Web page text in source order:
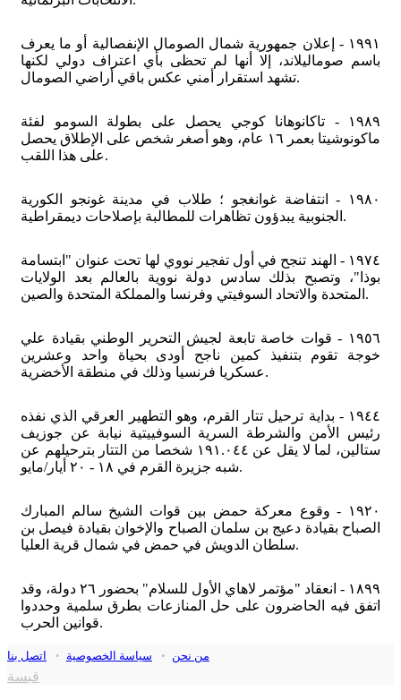
١٩٩١ - إعلان جمهورية شمال الصومال الإنفصالية أو ما يعرف
باسم صوماليلاند، إلا أنها لم تحظى بأي اعتراف دولي لكنها
تشهد استقرار أمني عكس باقي أراضي الصومال.
١٩٨٩ - تاكانوهانا كوجي يحصل على بطولة السومو لفئة
ماكونوشيتا بعمر ١٦ عام، وهو أصغر شخص على الإطلاق يحصل
على هذا اللقب.
١٩٨٠ - انتفاضة غوانغجو ؛ طلاب في مدينة غونجو الكورية
الجنوبية يبدؤون تظاهرات للمطالبة بإصلاحات ديمقراطية.
١٩٧٤ - الهند تنجح في أول تفجير نووي لها تحت عنوان "ابتسامة
بوذا"، وتصبح بذلك سادس دولة نووية بالعالم بعد الولايات
المتحدة والاتحاد السوفيتي وفرنسا والمملكة المتحدة والصين.
١٩٥٦ - قوات خاصة تابعة لجيش التحرير الوطني بقيادة علي
خوجة تقوم بتنفيذ كمين ناجح أودى بحياة واحد وعشرين
عسكريا فرنسيا وذلك في منطقة الأخضرية.
١٩٤٤ - بداية ترحيل تتار القرم، وهو التطهير العرقي الذي نفذه
رئيس الأمن والشرطة السرية السوفييتية نيابة عن جوزيف
ستالين، لما لا يقل عن ١٩١.٠٤٤ شخصا من التتار بترحيلهم عن
شبه جزيرة القرم في ١٨ - ٢٠ أيار/مايو.
١٩٢٠ - وقوع معركة حمض بين قوات الشيخ سالم المبارك
الصباح بقيادة دعيج بن سلمان الصباح والإخوان بقيادة فيصل بن
سلطان الدويش في حمض في شمال قرية العليا.
١٨٩٩ - انعقاد "مؤتمر لاهاي الأول للسلام" بحضور ٢٦ دولة، وقد
اتفق فيه الحاضرون على حل المنازعات بطرق سلمية وحددوا
قوانين الحرب.
من نحن • سياسة الخصوصية • اتصل بنا
قبسة